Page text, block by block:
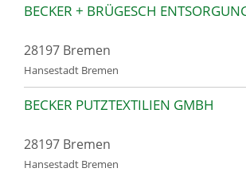
BECKER + BRÜGESCH
28197 Bremen
Hansestadt Bremen
BECKER PUTZTEXTILIEN GMBH
28197 Bremen
Hansestadt Bremen